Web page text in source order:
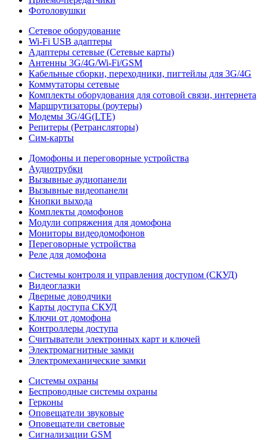
Фотоловушки
Сетевое оборудование
Wi-Fi USB адаптеры
Адаптеры сетевые (Сетевые карты)
Антенны 3G/4G/Wi-Fi/GSM
Кабельные сборки, переходники, пигтейлы для 3G/4G
Коммутаторы сетевые
Комплекты оборудования для сотовой связи, интернета
Маршрутизаторы (роутеры)
Модемы 3G/4G(LTE)
Репитеры (Ретрансляторы)
Сим-карты
Домофоны и переговорные устройства
Аудиотрубки
Вызывные аудиопанели
Вызывные видеопанели
Кнопки выхода
Комплекты домофонов
Модули сопряжения для домофона
Мониторы видеодомофонов
Переговорные устройства
Реле для домофона
Системы контроля и управления доступом (СКУД)
Видеоглазки
Дверные доводчики
Карты доступа СКУД
Ключи от домофона
Контроллеры доступа
Считыватели электронных карт и ключей
Электромагнитные замки
Электромеханические замки
Системы охраны
Беспроводные системы охраны
Герконы
Оповещатели звуковые
Оповещатели световые
Сигнализации GSM